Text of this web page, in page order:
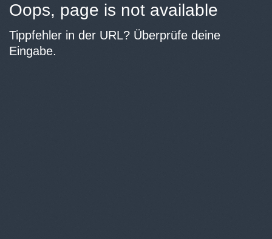
Oops, page is not available
Tippfehler in der URL? Überprüfe deine
Eingabe.